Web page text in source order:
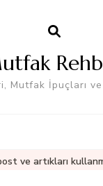
Mutfak İpuçları
ve artıkları